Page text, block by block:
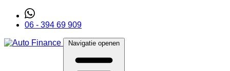
06 - 394 69 909
Navigatie openen